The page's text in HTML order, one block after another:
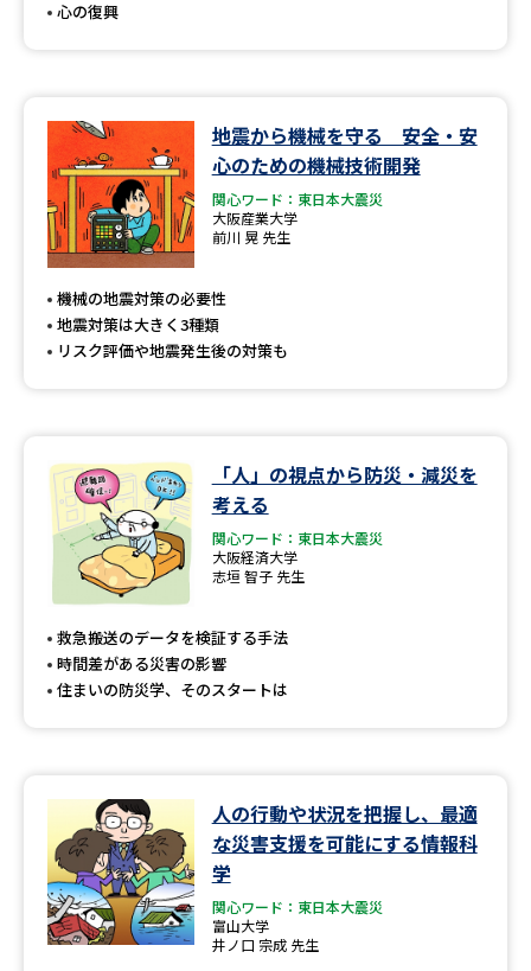
心の復興
地震から機械を守る 安全・安
心のための機械技術開発
関心ワード：東日本大震災
大阪産業大学
前川 晃 先生
機械の地震対策の必要性
地震対策は大きく3種類
リスク評価や地震発生後の対策も
「人」の視点から防災・減災を
考える
関心ワード：東日本大震災
大阪経済大学
志垣 智子 先生
救急搬送のデータを検証する手法
時間差がある災害の影響
住まいの防災学、そのスタートは
人の行動や状況を把握し、最適
な災害支援を可能にする情報科
学
関心ワード：東日本大震災
富山大学
井ノ口 宗成 先生